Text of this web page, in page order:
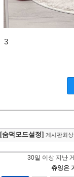
3
[숨덕모드설정] 게시판최
30일 이상 지난
츄잉은